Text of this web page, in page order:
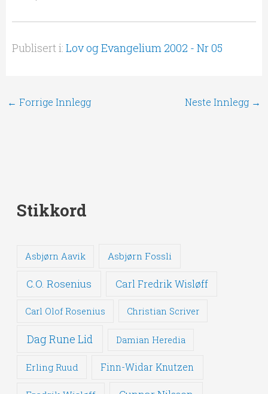
Publisert i: Lov og Evangelium 2002 - Nr 05
← Forrige Innlegg Neste Innlegg →
Stikkord
Asbjørn Aavik Asbjørn Fossli
C.O. Rosenius Carl Fredrik Wisløff
Carl Olof Rosenius Christian Scriver
Dag Rune Lid Damian Heredia
Erling Ruud Finn-Widar Knutzen